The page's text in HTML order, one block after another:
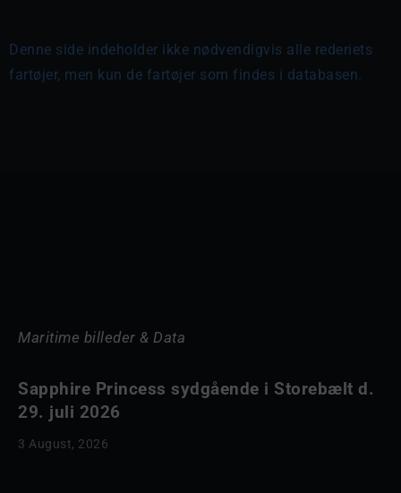
Denne side indeholder ikke nødvendigvis alle rederiets
fartøjer, men kun de fartøjer som findes i databasen.
Maritime billeder & Data
Sapphire Princess sydgående i Storebælt d.
29. juli 2026
3 August, 2026